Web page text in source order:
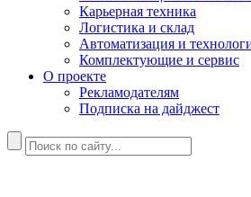
Карьерная техника
Логистика и склад
Автоматизация и
Комплектующие и сервис
О проекте
Рекламодателям
Подписка на дайджест